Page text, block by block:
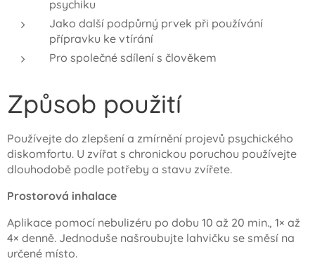
psychiku
Jako další podpůrný prvek při používání
přípravku ke vtírání
Pro společné sdílení s člověkem
Způsob použití
Používejte do zlepšení a zmírnění projevů psychického
diskomfortu. U zvířat s chronickou poruchou používejte
dlouhodobě podle potřeby a stavu zvířete.
Prostorová inhalace
Aplikace pomocí nebulizéru po dobu 10 až 20 min., 1× až
4× denně. Jednoduše našroubujte lahvičku se směsí na
určené místo.